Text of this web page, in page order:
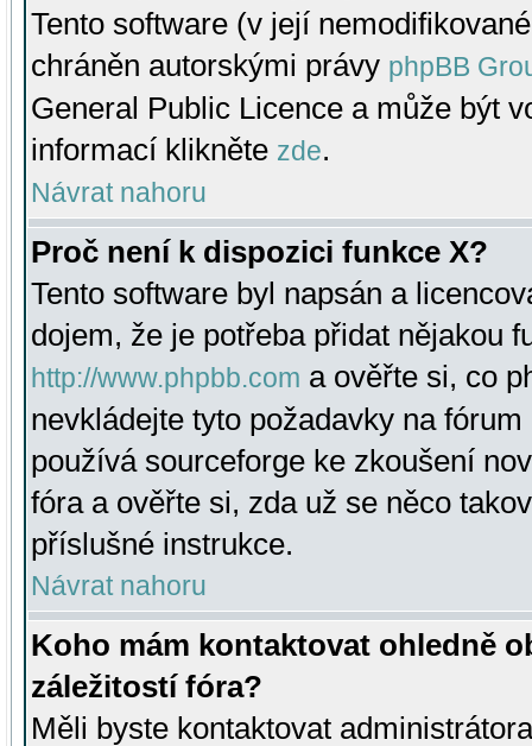
Tento software (v její
chráněn autorskými právy phpBB
General Public Licence a může být
informací klikněte zde.
Návrat nahoru
Proč není k dispozici funkce X?
Tento software byl napsán a
dojem, že je potřeba přidat nějakou
http://www.phpbb.com a ověřte si, co
nevkládejte tyto požadavky na
používá sourceforge ke zkoušení
fóra a ověřte si, zda už se něco
příslušné instrukce.
Návrat nahoru
Koho mám kontaktovat ohledně
záležitostí fóra?
Měli byste kontaktovat